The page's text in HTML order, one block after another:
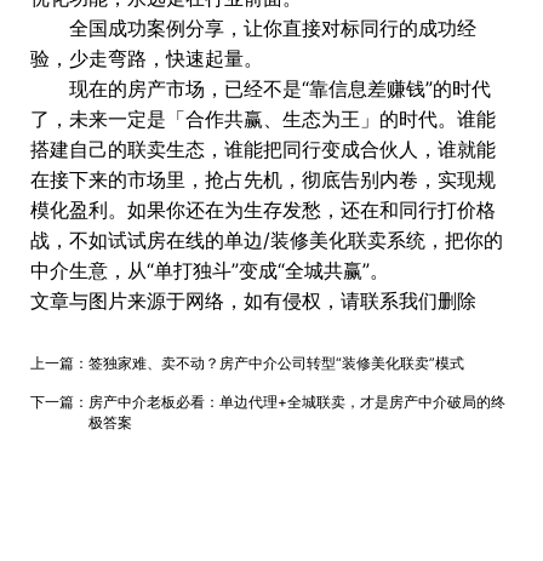
全国成功案例分享，让你直接对标同行的成功经
验，少走弯路，快速起量。
现在的房产市场，已经不是“靠信息差赚钱”的时代
了，未来一定是「合作共赢、生态为王」的时代。谁能
搭建自己的联卖生态，谁能把同行变成合伙人，谁就能
在接下来的市场里，抢占先机，彻底告别内卷，实现规
模化盈利。如果你还在为生存发愁，还在和同行打价格
战，不如试试房在线的单边/装修美化联卖系统，把你的
中介生意，从“单打独斗”变成“全城共赢”。
文章与图片来源于网络，如有侵权，请联系我们删除
上一篇： 签独家难、卖不动？房产中介公司转型“装修美化联卖”模式
下一篇： 房产中介老板必看：单边代理+全城联卖，才是房产中介破局的终
极答案